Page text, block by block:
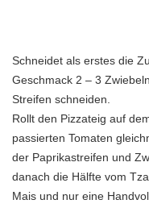
Schneidet als erstes die
Geschmack 2 – 3
Streifen schneiden.
Rollt den Pizzateig auf
passierten Tomaten
der Paprikastreifen und
danach die Hälfte vom
Mais und nur eine